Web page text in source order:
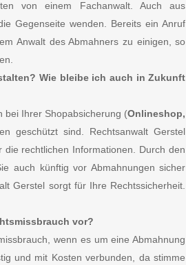
von einem Fachanwalt. Auch aus
Gegenseite wenden. Bereits ein Anruf
Anwalt des Abmahners zu einigen, so
Wie bleibe ich auch in Zukunft
bei Ihrer Shopabsicherung (Onlineshop,
geschützt sind. Rechtsanwalt Gerstel
die rechtlichen Informationen. Durch den
auch künftig vor Abmahnungen sicher
Gerstel sorgt für Ihre Rechtssicherheit.
vor?
wenn es um eine Abmahnung
und mit Kosten verbunden, da stimme